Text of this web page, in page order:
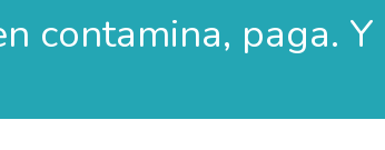
contamina, paga.